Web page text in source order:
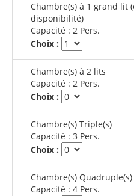
Chambre(s) à 1 grand lit
disponibilité)
Capacité : 2 Pers.
Choix :
Chambre(s) à 2 lits
Capacité : 2 Pers.
Choix :
Chambre(s) Triple(s)
Capacité : 3 Pers.
Choix :
Chambre(s) Quadruple(s)
Capacité : 4 Pers.